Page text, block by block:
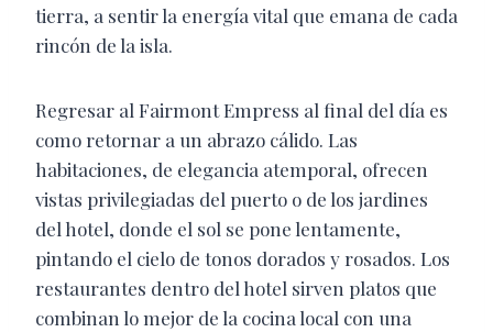
tierra, a sentir la energía vital que emana de cada
rincón de la isla.
Regresar al Fairmont Empress al final del día es
como retornar a un abrazo cálido. Las
habitaciones, de elegancia atemporal, ofrecen
vistas privilegiadas del puerto o de los jardines
del hotel, donde el sol se pone lentamente,
pintando el cielo de tonos dorados y rosados. Los
restaurantes dentro del hotel sirven platos que
combinan lo mejor de la cocina local con una